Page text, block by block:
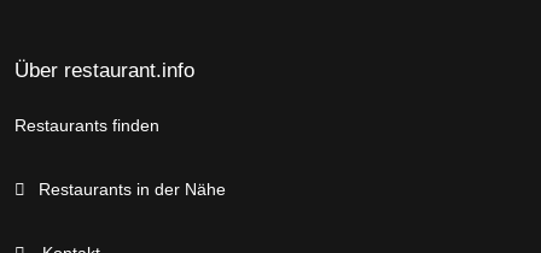
Über restaurant.info
Restaurants finden
Restaurants in der Nähe